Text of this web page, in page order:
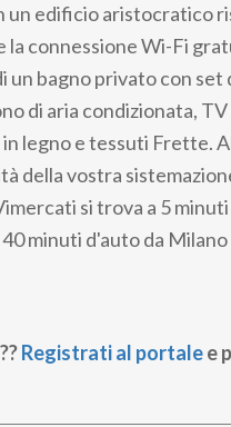
un edificio aristocratico
connessione Wi-Fi
bagno privato con set
di aria condizionata,
legno e tessuti Frette.
della vostra
si trova a 5
minuti d'auto da Milano
Registrati al portalee